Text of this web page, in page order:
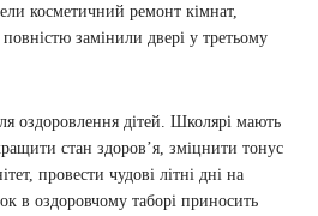
косметичний ремонт кімнат,
замінили двері у третьому
оздоровлення дітей. Школярі мають
стан здоров’я, зміцнити тонус
провести чудові літні дні на
в оздоровчому таборі приносить